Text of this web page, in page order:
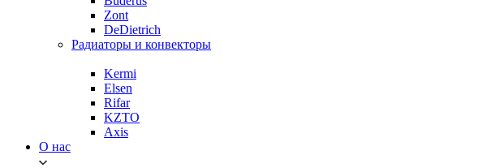
Zont
DeDietrich
Радиаторы и конвекторы
Kermi
Elsen
Rifar
KZTO
Axis
О нас